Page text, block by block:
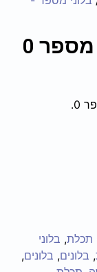
תכלת, בלוני
, בלונים, בלונים,